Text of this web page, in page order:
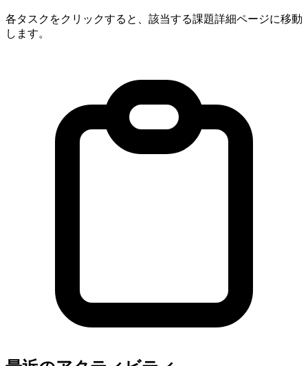
各タスクをクリックすると、該当する課題詳細ページに移動
します。